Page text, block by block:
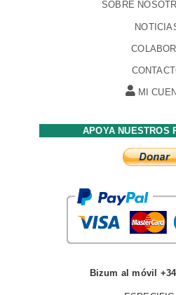
SOBRE
MI
APOYA NUESTROS
Bizum al móvil +34